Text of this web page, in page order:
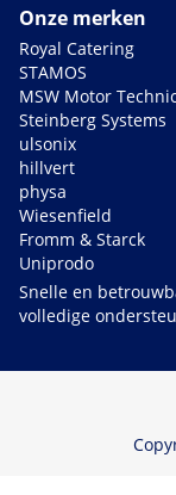
Onze merken
Royal Catering
STAMOS
MSW Motor
Steinberg Systems
ulsonix
hillvert
physa
Wiesenfield
Fromm & Starck
Uniprodo
Snelle en
volledige